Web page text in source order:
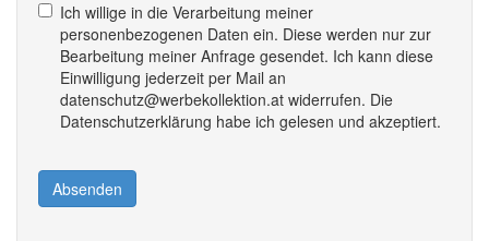
Ich willige in die Verarbeitung meiner
personenbezogenen Daten ein. Diese werden nur zur
Bearbeitung meiner Anfrage gesendet. Ich kann diese
Einwilligung jederzeit per Mail an
datenschutz@werbekollektion.at widerrufen. Die
Datenschutzerklärung habe ich gelesen und akzeptiert.
Absenden